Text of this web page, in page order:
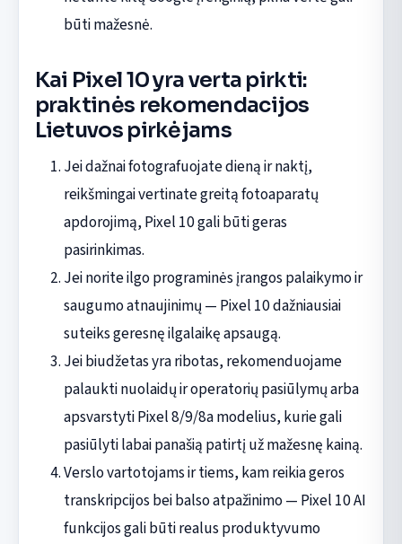
būti mažesnė.
Kai Pixel 10 yra verta pirkti:
praktinės rekomendacijos
Lietuvos pirkėjams
Jei dažnai fotografuojate dieną ir naktį,
reikšmingai vertinate greitą fotoaparatų
apdorojimą, Pixel 10 gali būti geras
pasirinkimas.
Jei norite ilgo programinės įrangos palaikymo ir
saugumo atnaujinimų — Pixel 10 dažniausiai
suteiks geresnę ilgalaikę apsaugą.
Jei biudžetas yra ribotas, rekomenduojame
palaukti nuolaidų ir operatorių pasiūlymų arba
apsvarstyti Pixel 8/9/8a modelius, kurie gali
pasiūlyti labai panašią patirtį už mažesnę kainą.
Verslo vartotojams ir tiems, kam reikia geros
transkripcijos bei balso atpažinimo — Pixel 10 AI
funkcijos gali būti realus produktyvumo